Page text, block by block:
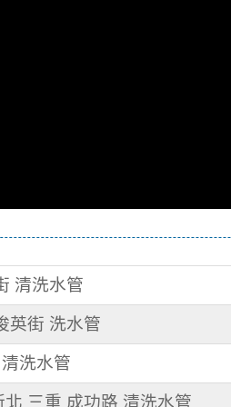
清洗水管
英街 洗水管
洗水管
三重 成功路 清洗水管